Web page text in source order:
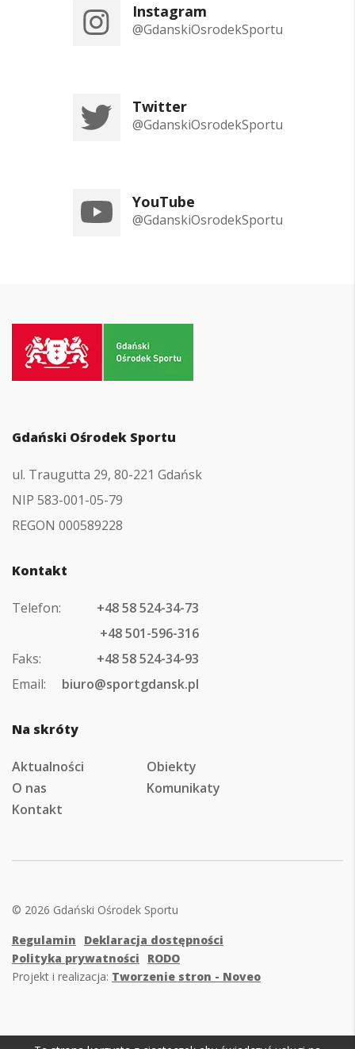
Instagram
@GdanskiOsrodekSportu
Twitter
@GdanskiOsrodekSportu
YouTube
@GdanskiOsrodekSportu
strony
Gdański Ośrodek Sportu
ul. Traugutta 29, 80-221 Gdańsk
NIP 583-001-05-79
REGON 000589228
Kontakt
Telefon:
+48 58 524-34-73
+48 501-596-316
Faks:
+48 58 524-34-93
Email:
biuro@sportgdansk.pl
Na skróty
Aktualności
Obiekty
O nas
Komunikaty
Kontakt
© 2026 Gdański Ośrodek Sportu
Regulamin
Deklaracja dostępności
Polityka prywatności
RODO
Projekt i realizacja: Tworzenie stron - Noveo